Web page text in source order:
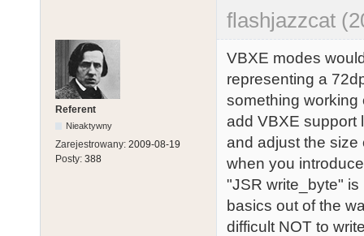
flashjazzcat
Referent
Nieaktywny
Zarejestrowany: 2009-08-19
Posty: 388
VBXE modes
representing a
something working
add VBXE support
and adjust the size
when you
"JSR write_byte"
basics out of the
difficult NOT to